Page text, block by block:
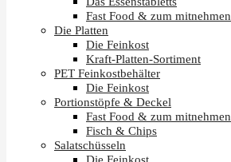
Fast Food & zum mitnehmen
Die Platten
Die Feinkost
Kraft-Platten-Sortiment
PET Feinkostbehälter
Die Feinkost
Portionstöpfe & Deckel
Fast Food & zum mitnehmen
Fisch & Chips
Salatschüsseln